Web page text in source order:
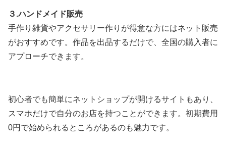
３.ハンドメイド販売
手作り雑貨やアクセサリー作りが得意な方にはネット販売
がおすすめです。作品を出品するだけで、全国の購入者に
アプローチできます。
初心者でも簡単にネットショップが開けるサイトもあり、
スマホだけで自分のお店を持つことができます。初期費用
0円で始められるところがあるのも魅力です。